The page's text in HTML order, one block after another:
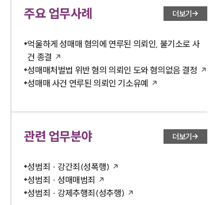
주요 업무사례 더보기
억울하게 성매매 혐의에 연루된 의뢰인, 불기소로 사
건 종결
성매매처벌법 위반 혐의 의뢰인 도와 혐의없음 결정
성매매 사건 연루된 의뢰인 기소유예
관련 업무분야 더보기
성범죄 · 강간죄(성폭행)
성범죄 · 성매매범죄
성범죄 · 강제추행죄(성추행)